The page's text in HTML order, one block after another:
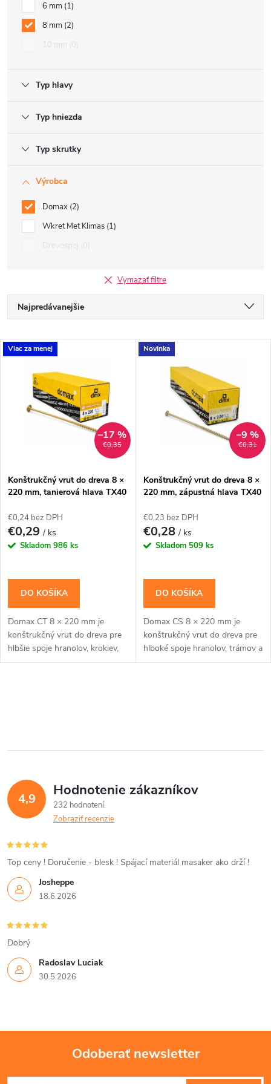
6 mm 1
8 mm 2
Typ hlavy
Typ hniezda
Typ skrutky
Výrobca
Domax 2
Wkret Met Klimas 1
Vymazať filtre
R
a
e
p
r
o
d
u
k
Najpredávanejšie
Najlacnejšie
Najdrahšie
Abecedne
V
s
p
r
u
k
v
Viac za menej
€0,35
–17 %
Konštrukčný vrut do dreva 8 ×
220 mm, tanierová hlava TX40
€0,24 bez DPH
€0,29/ ks
Skladom 986 ks
DO KOŠÍKA
Domax CT 8 × 220 mm je
konštrukčný vrut do dreva pre
hlbšie spoje hranolov, krokiev,
trámov a viacvrstvových
Novinka
€0,31
–9 %
Konštrukčný vrut do dreva 8 ×
220 mm, zápustná hlava TX40
€0,23 bez DPH
€0,28/ ks
Skladom 509 ks
DO KOŠÍKA
Domax CS 8 × 220 mm je
konštrukčný vrut do dreva pre
hlboké spoje hranolov, trámov a
viacvrstvových drevených
l
d
a
c
i
e
p
r
v
k
v
4,9 Hodnotenie zákazníkov
232 hodnotení
Zobraziť recenzie
Josheppe
18.6.2026
Top ceny ! Doručenie - blesk ! Spájací materiál masaker ako drží !
Radoslav Luciak
30.5.2026
Dobrý
Odoberať newsletter